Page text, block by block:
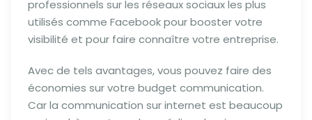
professionnels sur les réseaux sociaux les plus
utilisés comme Facebook pour booster votre
visibilité et pour faire connaître votre entreprise.
Avec de tels avantages, vous pouvez faire des
économies sur votre budget communication.
Car la communication sur internet est beaucoup